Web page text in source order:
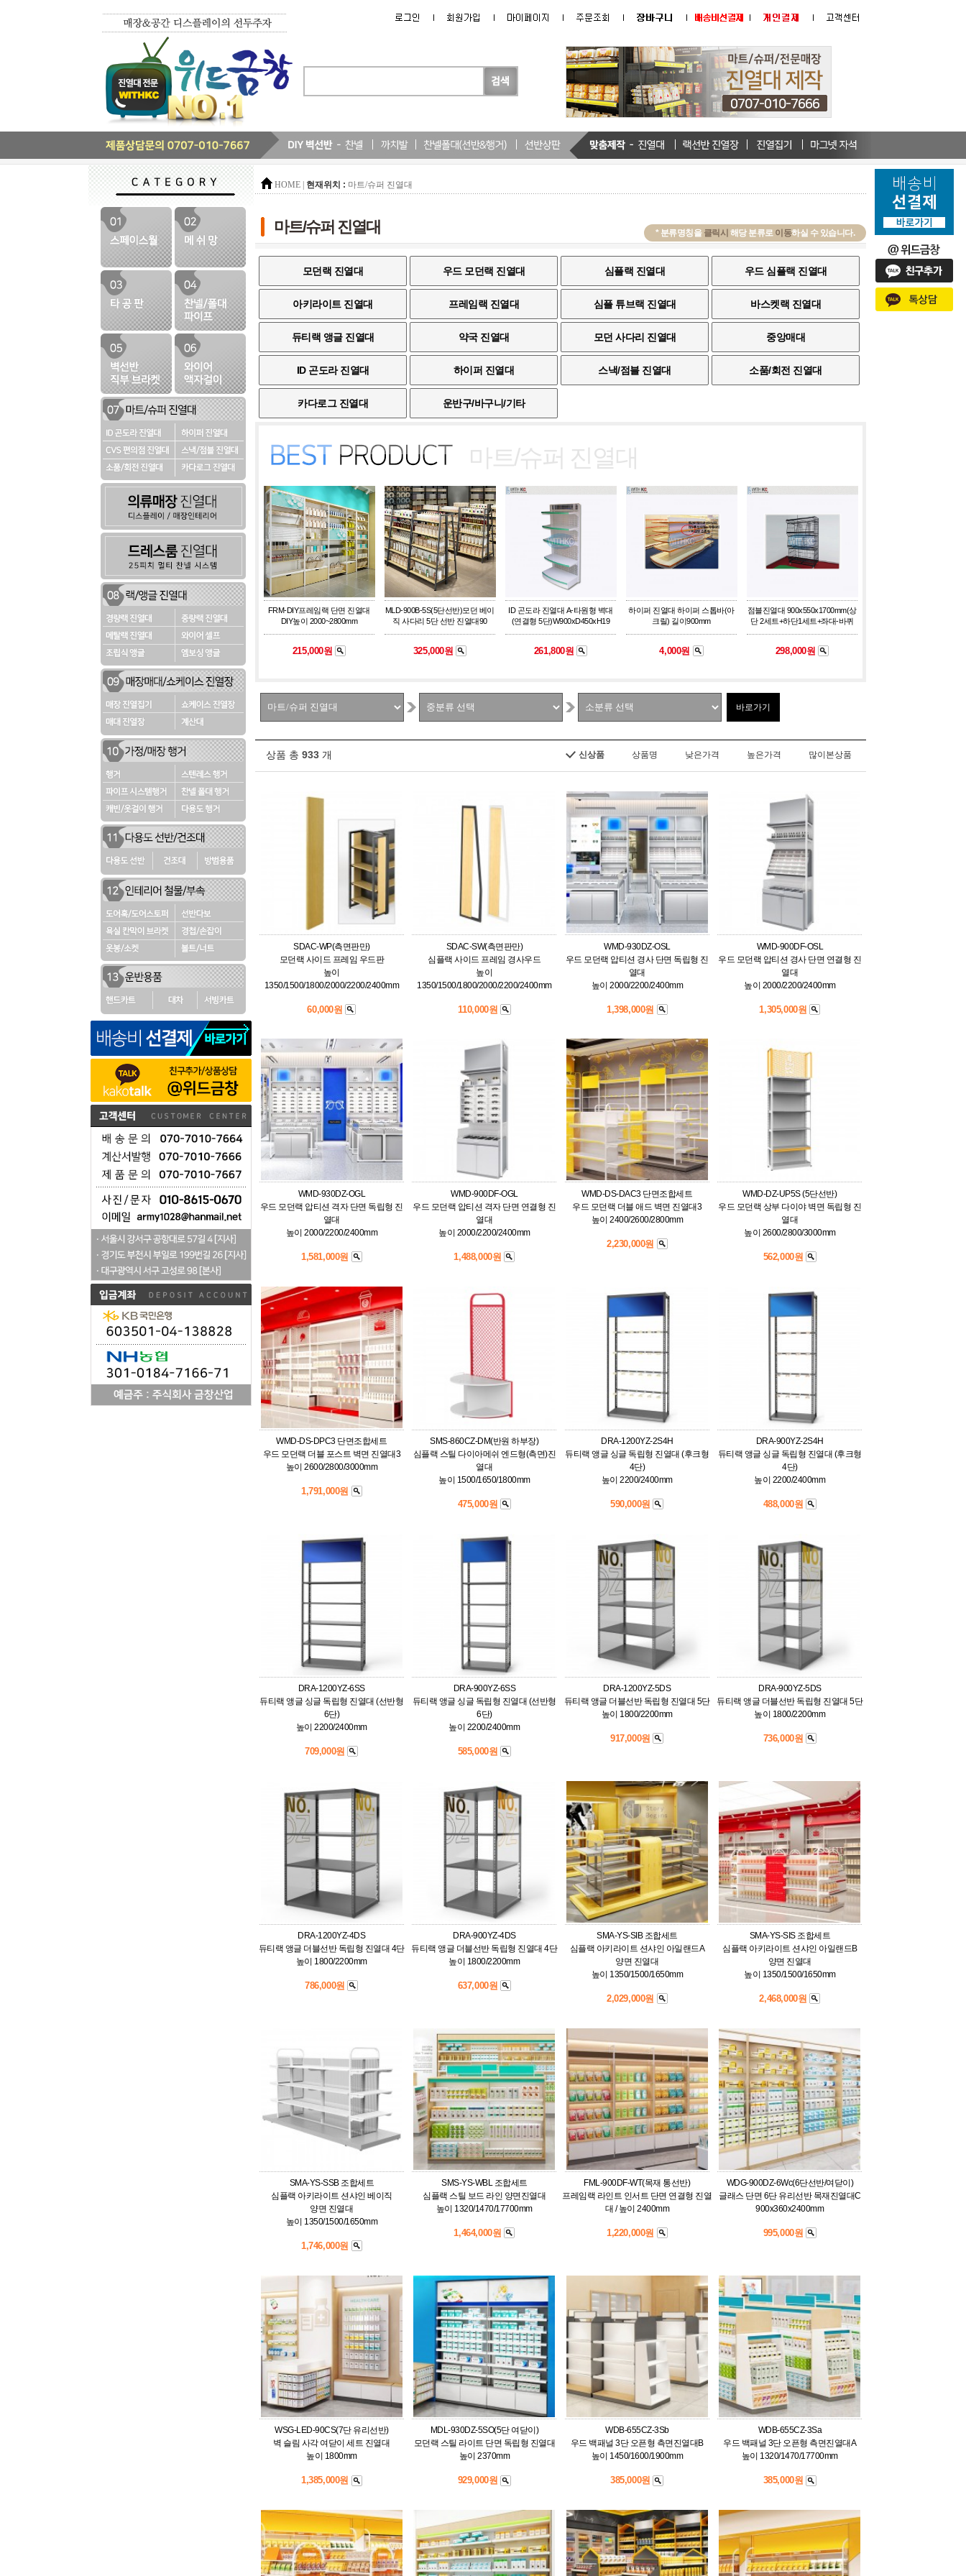
HOME | 현재위치 : 마트/슈퍼 진열대
* 분류명칭을 클릭시 해당 분류로 이동하실 수 있습니다.
마트/슈퍼 진열대
모던랙 진열대 우드 모던랙 진열대 심플랙 진열대 우드 심플랙 진열대
아키라이트 진열대 프레임랙 진열대 심플 튜브랙 진열대 바스켓랙 진열대
듀티랙 앵글 진열대 약국 진열대 모던 사다리 진열대 중앙매대
ID 곤도라 진열대 하이퍼 진열대 스낵/점블 진열대 소품/회전 진열대
카다로그 진열대 운반구/바구니/기타
마트/슈퍼 진열대
FRM-DIY프레임랙 단면 진열대
DIY높이 2000~2800mm
215,000원
MLD-900B-5S(5단선반)모던 베이
직 사다리 5단 선반 진열대90
325,000원
ID 곤도라 진열대 A-타원형 벽대
(연결형 5단)W900xD450xH19
261,800원
하이퍼 진열대 하이퍼 스톱바(아
크릴) 길이900mm
4,000원
점블진열대 900x550x1700mm(상
단 2세트+하단1세트+좌대-바퀴
298,000원
바로가기
상품 총 933 개 신상품 상품명 낮은가격 높은가격 많이본상품
SDAC-WP(측면판만)
모던랙 사이드 프레임 우드판
높이
1350/1500/1800/2000/2200/2400mm
60,000원
SDAC-SW(측면판만)
심플랙 사이드 프레임 경사우드
높이
1350/1500/1800/2000/2200/2400mm
110,000원
WMD-930DZ-OSL
우드 모던랙 압티션 경사 단면 독립형 진
열대
높이 2000/2200/2400mm
1,398,000원
WMD-900DF-OSL
우드 모던랙 압티션 경사 단면 연결형 진
열대
높이 2000/2200/2400mm
1,305,000원
WMD-930DZ-OGL
우드 모던랙 압티션 격자 단면 독립형 진
열대
높이 2000/2200/2400mm
1,581,000원
WMD-900DF-OGL
우드 모던랙 압티션 격자 단면 연결형 진
열대
높이 2000/2200/2400mm
1,488,000원
WMD-DS-DAC3 단면조합세트
우드 모던랙 더블 애드 벽면 진열대3
높이 2400/2600/2800mm
2,230,000원
WMD-DZ-UP5S (5단선반)
우드 모던랙 상부 다이야 벽면 독립형 진
열대
높이 2600/2800/3000mm
562,000원
WMD-DS-DPC3 단면조합세트
우드 모던랙 더블 포스트 벽면 진열대3
높이 2600/2800/3000mm
1,791,000원
SMS-860CZ-DM(반원 하부장)
심플랙 스틸 다이아메쉬 엔드형(측면)진
열대
높이 1500/1650/1800mm
475,000원
DRA-1200YZ-2S4H
듀티랙 앵글 싱글 독립형 진열대 (후크형
4단)
높이 2200/2400mm
590,000원
DRA-900YZ-2S4H
듀티랙 앵글 싱글 독립형 진열대 (후크형
4단)
높이 2200/2400mm
488,000원
DRA-1200YZ-6SS
듀티랙 앵글 싱글 독립형 진열대 (선반형
6단)
높이 2200/2400mm
709,000원
DRA-900YZ-6SS
듀티랙 앵글 싱글 독립형 진열대 (선반형
6단)
높이 2200/2400mm
585,000원
DRA-1200YZ-5DS
듀티랙 앵글 더블선반 독립형 진열대 5단
높이 1800/2200mm
917,000원
DRA-900YZ-5DS
듀티랙 앵글 더블선반 독립형 진열대 5단
높이 1800/2200mm
736,000원
DRA-1200YZ-4DS
듀티랙 앵글 더블선반 독립형 진열대 4단
높이 1800/2200mm
786,000원
DRA-900YZ-4DS
듀티랙 앵글 더블선반 독립형 진열대 4단
높이 1800/2200mm
637,000원
SMA-YS-SIB 조합세트
심플랙 아키라이트 션샤인 아일랜드A
양면 진열대
높이 1350/1500/1650mm
2,029,000원
SMA-YS-SIS 조합세트
심플랙 아키라이트 션샤인 아일랜드B
양면 진열대
높이 1350/1500/1650mm
2,468,000원
SMA-YS-SSB 조합세트
심플랙 아키라이트 션샤인 베이직
양면 진열대
높이 1350/1500/1650mm
1,746,000원
SMS-YS-WBL 조합세트
심플랙 스틸 보드 라인 양면진열대
높이 1320/1470/17700mm
1,464,000원
FML-900DF-WT(목재 통선반)
프레임랙 라인트 인서트 단면 연결형 진열
대 / 높이 2400mm
1,220,000원
WDG-900DZ-6Wc(6단선반/여닫이)
글래스 단면 6단 유리선반 목재진열대C
900x360x2400mm
995,000원
WSG-LED-90CS(7단 유리선반)
벽 슬림 사각 여닫이 세트 진열대
높이 1800mm
1,385,000원
MDL-930DZ-5SO(5단 여닫이)
모던랙 스틸 라이트 단면 독립형 진열대
높이 2370mm
929,000원
WDB-655CZ-3Sb
우드 백패널 3단 오픈형 측면진열대B
높이 1450/1600/1900mm
385,000원
WDB-655CZ-3Sa
우드 백패널 3단 오픈형 측면진열대A
높이 1320/1470/17700mm
385,000원